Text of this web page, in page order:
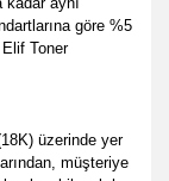
göre %5
Toner
üzerinde yer
müşteriye